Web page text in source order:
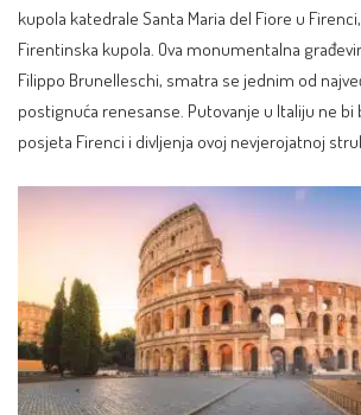
kupola katedrale Santa Maria del Fiore u
Firentinska kupola. Ova monumentalna
Filippo Brunelleschi, smatra se jednim od
postignuća renesanse. Putovanje u Italiju ne
posjeta Firenci i divljenja ovoj nevjerojatnoj